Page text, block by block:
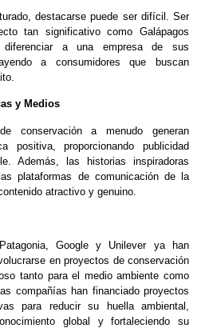
destacarse puede ser difícil. Ser
tan significativo como Galápagos
diferenciar a una empresa de sus
a consumidores que buscan
y Medios
conservación a menudo generan
positiva, proporcionando publicidad
Además, las historias inspiradoras
plataformas de comunicación de la
atractivo y genuino.
Google y Unilever ya han
en proyectos de conservación
tanto para el medio ambiente como
compañías han financiado proyectos
para reducir su huella ambiental,
global y fortaleciendo su